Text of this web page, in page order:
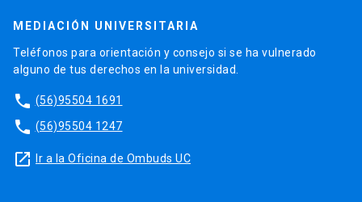
MEDIACIÓN UNIVERSITARIA
Teléfonos para orientación y consejo si se ha vulnerado
alguno de tus derechos en la universidad.
phone (56)95504 1691
phone (56)95504 1247
launch Ir a la Oficina de Ombuds UC